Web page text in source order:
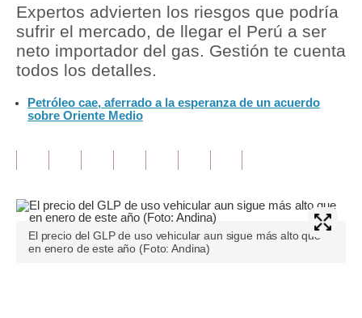
Finanzas Personales
Inmobiliarias
Plus G
Opinión
Pregunta de hoy
Blogs
Tendencias
Expertos advierten los riesgos que podría
sufrir el mercado, de llegar el Perú a ser
neto importador del gas. Gestión te cuenta
todos los detalles.
Petróleo cae, aferrado a la esperanza de un acuerdo
sobre Oriente Medio
El precio del GLP de uso vehicular aun sigue más alto que
en enero de este año (Foto: Andina)